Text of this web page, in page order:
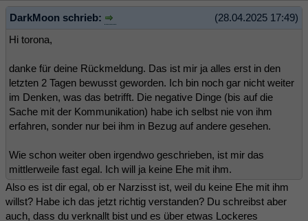
(28.04.2025 17:49)
DarkMoon schrieb:
Hi torona,
danke für deine Rückmeldung. Das ist mir ja alles erst in den
letzten 2 Tagen bewusst geworden. Ich bin noch gar nicht weiter
im Denken, was das betrifft. Die negative Dinge (bis auf die
Sache mit der Kommunikation) habe ich selbst nie von ihm
erfahren, sonder nur bei ihm in Bezug auf andere gesehen.
Wie schon weiter oben irgendwo geschrieben, ist mir das
mittlerweile fast egal. Ich will ja keine Ehe mit ihm.
Also es ist dir egal, ob er Narzisst ist, weil du keine Ehe mit ihm
willst? Habe ich das jetzt richtig verstanden? Du schreibst aber
auch, dass du verknallt bist und es über etwas Lockeres